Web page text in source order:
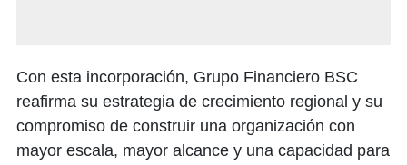
Con esta incorporación, Grupo Financiero BSC
reafirma su estrategia de crecimiento regional y su
compromiso de construir una organización con
mayor escala, mayor alcance y una capacidad para